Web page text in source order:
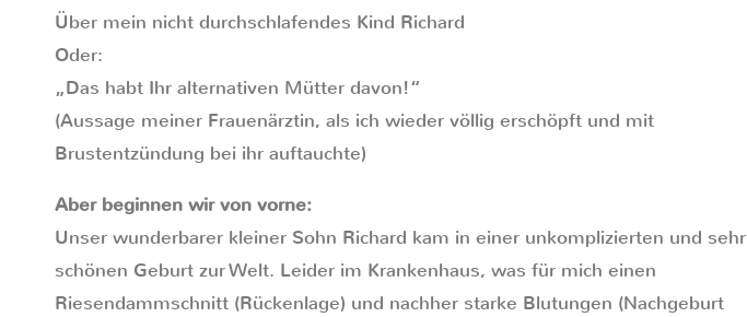
Über mein nicht durchschlafendes Kind Richard
Oder:
„Das habt Ihr alternativen Mütter davon!“
(Aussage meiner Frauenärztin, als ich wieder völlig erschöpft und mit
Brustentzündung bei ihr auftauchte)
Aber beginnen wir von vorne:
Unser wunderbarer kleiner Sohn Richard kam in einer unkomplizierten und sehr
schönen Geburt zur Welt. Leider im Krankenhaus, was für mich einen
Riesendammschnitt (Rückenlage) und nachher starke Blutungen (Nachgeburt